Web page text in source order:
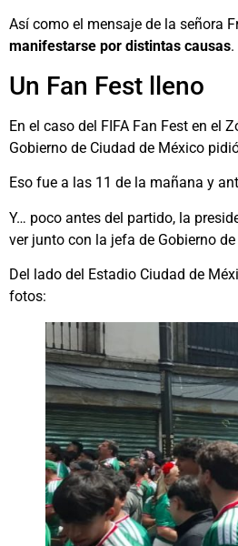
Así como el mensaje de la señora
manifestarse por distintas causas.
Un Fan Fest lleno
En el caso del FIFA Fan Fest en el
Gobierno de Ciudad de México
Eso fue a las 11 de la mañana y
Y… poco antes del partido, la
ver junto con la jefa de Gobierno
Del lado del Estadio Ciudad de
fotos: